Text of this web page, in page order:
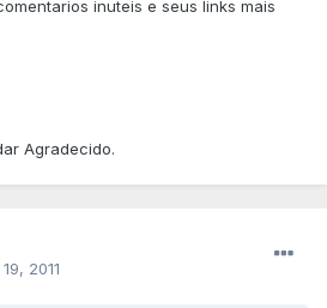
inuteis e seus links mais
Agradecido.
2011